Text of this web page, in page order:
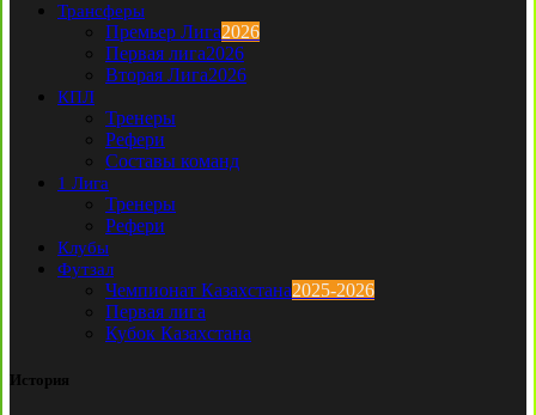
Трансферы
Премьер Лига2026
Первая лига2026
Вторая Лига2026
КПЛ
Тренеры
Рефери
Составы команд
1 Лига
Тренеры
Рефери
Клубы
Футзал
Чемпионат Казахстана2025-2026
Первая лига
Кубок Казахстана
История